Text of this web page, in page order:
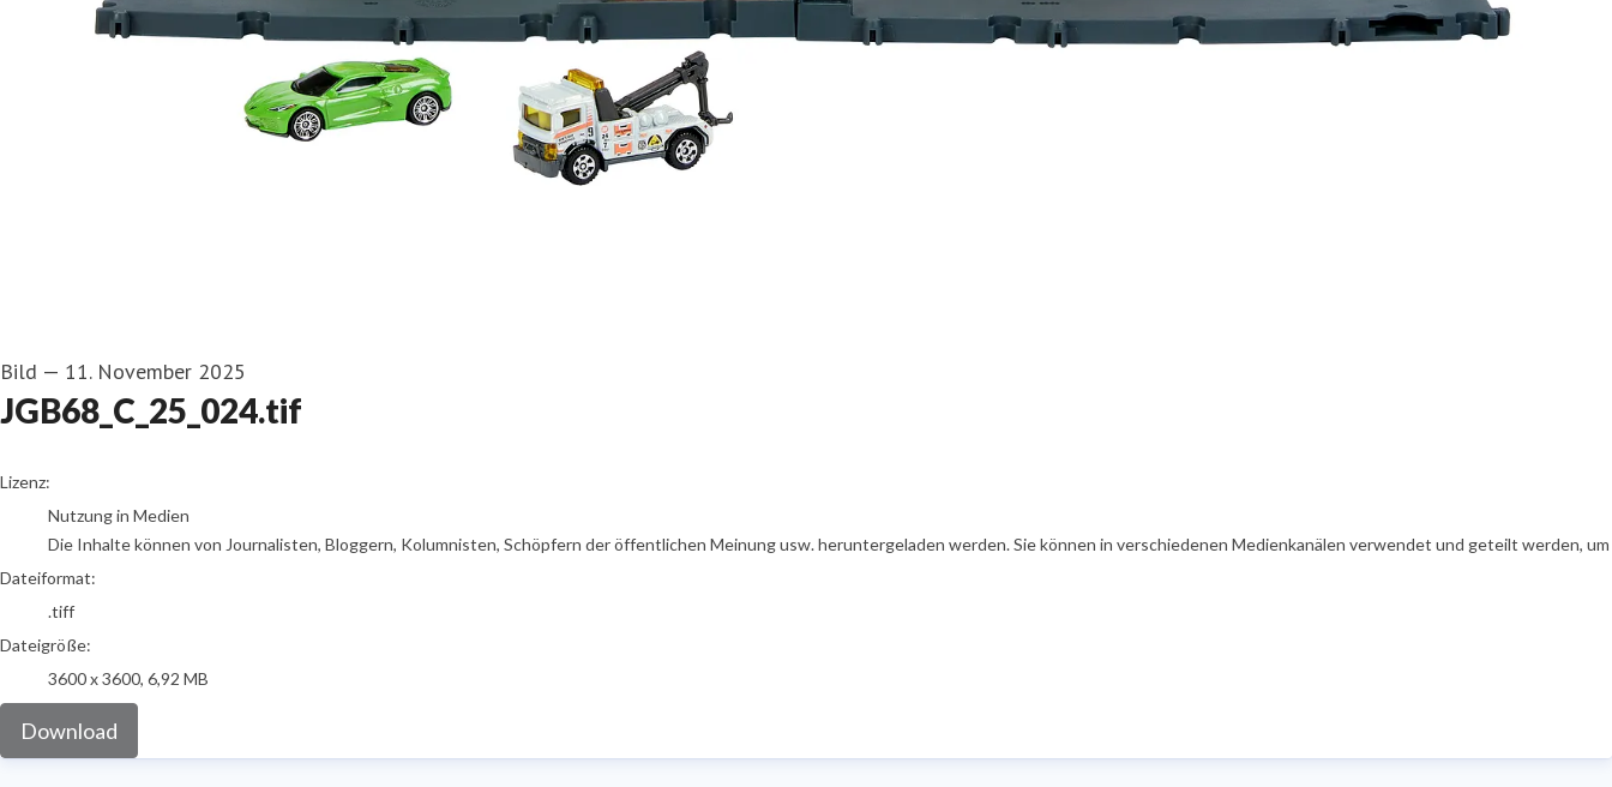
Bild — 11. November 2025
JGB68_C_25_024.tif
go to media item
Lizenz:
Nutzung in Medien
Die Inhalte können von Journalisten, Bloggern, Kolumnisten, Schöpfern der öffentlichen Meinung usw. heruntergeladen werden. Sie können in verschiedenen Medienkanälen verwendet und geteilt
Dateiformat:
.tiff
Dateigröße:
3600 x 3600, 6,92 MB
Download